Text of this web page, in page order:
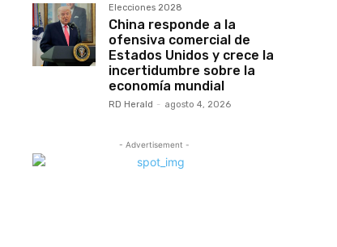
Elecciones 2028
China responde a la
ofensiva comercial de
Estados Unidos y crece la
incertidumbre sobre la
economía mundial
RD Herald - agosto 4, 2026
- Advertisement -